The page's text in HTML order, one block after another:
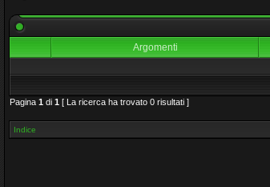
Argomenti
Pagina 1 di 1 [ La ricerca ha trovato 0 risultati ]
Indice